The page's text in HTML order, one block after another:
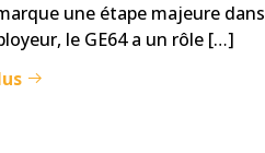
une étape majeure
le GE64 a un rôle […]